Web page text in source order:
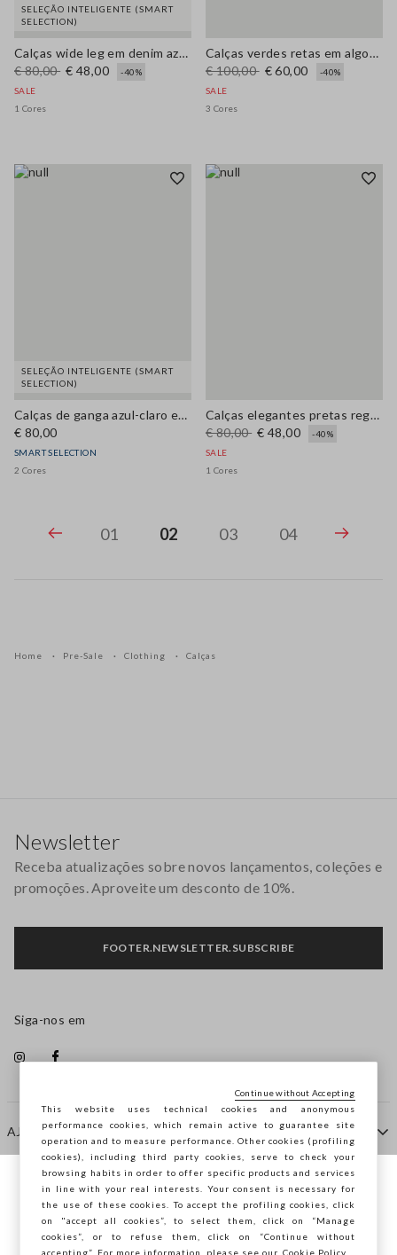
SELEÇÃO INTELIGENTE (SMART
SELECTION)
Calças wide leg em denim azul puro algodão
€ 80,00 € 48,00
-40%
SALE
1 Cores
Calças verdes retas em algodão elástico
€ 100,00 € 60,00
-40%
SALE
3 Cores
SELEÇÃO INTELIGENTE (SMART
SELECTION)
Calças de ganga azul-claro em algodão puro, corte relaxed
€ 80,00
SMART SELECTION
2 Cores
Calças elegantes pretas regular fit
€ 80,00 € 48,00
-40%
SALE
1 Cores
01 02 03 04
Home Pre-Sale Clothing Calças
AJUDA
EMPRESA
CONTACTE-NOS
Newsletter
Receba atualizações sobre novos lançamentos, coleções e
promoções. Aproveite um desconto de 10%.
FOOTER.NEWSLETTER.SUBSCRIBE
Siga-nos em
Está a navegar na STEFANEL Portugal,
deseja guardar a sua localização?
This website uses technical cookies and anonymous
performance cookies, which remain active to guarantee site
operation and to measure performance. Other cookies (profiling
cookies), including third party cookies, serve to check your
browsing habits in order to offer specific products and services
in line with your real interests. Your consent is necessary for
the use of these cookies. To accept the profiling cookies, click
on "accept all cookies”, to select them, click on “Manage
cookies”, or to refuse them, click on “Continue without
accepting”. For more information, please see our Cookie Policy
Continue without Accepting